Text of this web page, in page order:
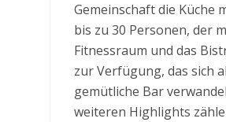
Gemeinschaft die Küche
bis zu 30 Personen, der
Fitnessraum und das
zur Verfügung, das sich
gemütliche Bar
weiteren Highlights